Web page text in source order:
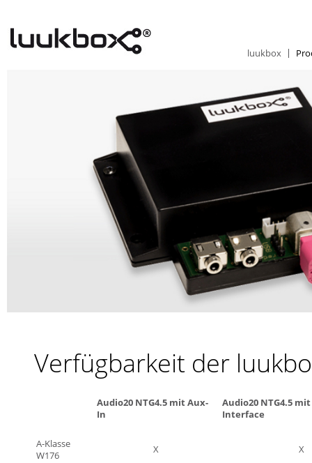
luukbox
Verfügbarkeit der
Audio20 NTG4.5 mit Aux-
In
Audio20 NTG4.5
Interface
A-Klasse
W176
X
X